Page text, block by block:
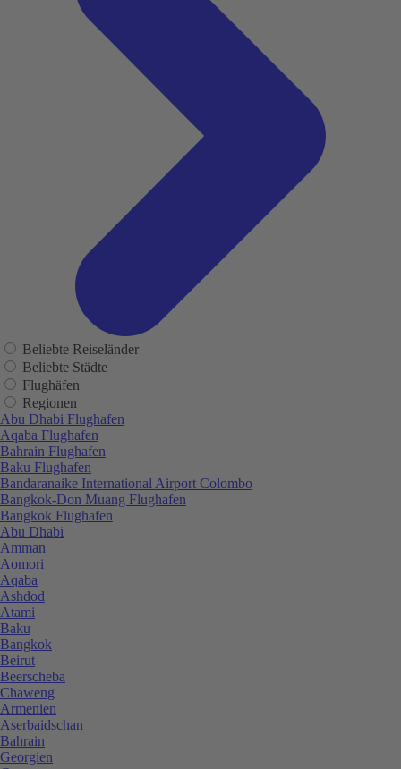
Beliebte Reiseländer
Beliebte Städte
Flughäfen
Regionen
Abu Dhabi Flughafen
Aqaba Flughafen
Bahrain Flughafen
Baku Flughafen
Bandaranaike International Airport Colombo
Bangkok-Don Muang Flughafen
Bangkok Flughafen
Abu Dhabi
Amman
Aomori
Aqaba
Ashdod
Atami
Baku
Bangkok
Beirut
Beerscheba
Chaweng
Armenien
Aserbaidschan
Bahrain
Georgien